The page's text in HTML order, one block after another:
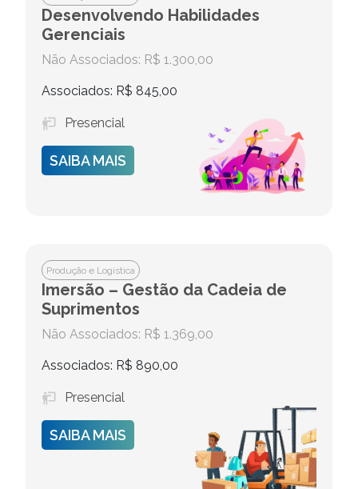
Desenvolvendo Habilidades
Gerenciais
Não Associados: R$ 1.300,00
Associados: R$ 845,00
Presencial
SAIBA MAIS
Produção e Logística
Imersão – Gestão da Cadeia de
Suprimentos
Não Associados: R$ 1.369,00
Associados: R$ 890,00
Presencial
SAIBA MAIS